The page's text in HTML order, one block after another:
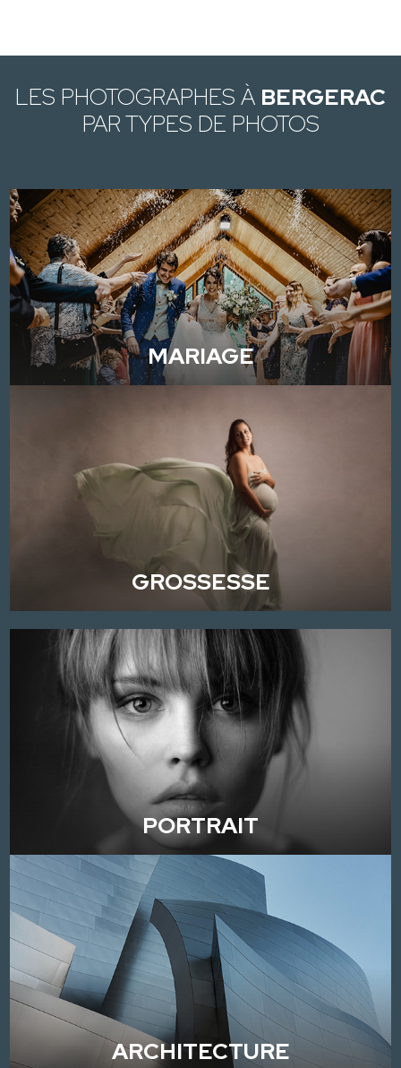
LES PHOTOGRAPHES À BERGERAC
PAR TYPES DE PHOTOS
MARIAGE
GROSSESSE
PORTRAIT
ARCHITECTURE